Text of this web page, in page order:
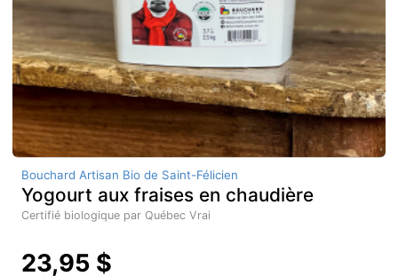
Bouchard Artisan Bio de Saint-Félicien
Yogourt aux fraises en chaudière
Certifié biologique par Québec Vrai
23,95 $